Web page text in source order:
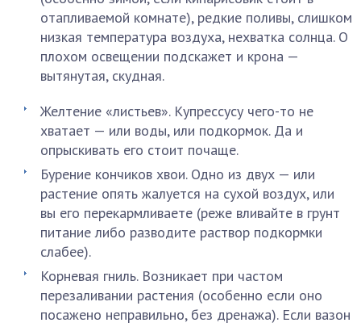
отапливаемой комнате), редкие поливы, слишком
низкая температура воздуха, нехватка солнца. О
плохом освещении подскажет и крона —
вытянутая, скудная.
Желтение «листьев». Купрессусу чего-то не
хватает — или воды, или подкормок. Да и
опрыскивать его стоит почаще.
Бурение кончиков хвои. Одно из двух — или
растение опять жалуется на сухой воздух, или
вы его перекармливаете (реже вливайте в грунт
питание либо разводите раствор подкормки
слабее).
Корневая гниль. Возникает при частом
перезаливании растения (особенно если оно
посажено неправильно, без дренажа). Если вазон